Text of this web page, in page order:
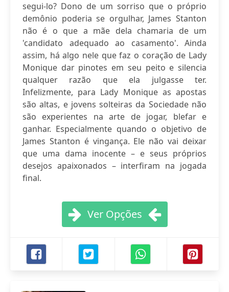
segui-lo? Dono de um sorriso que o próprio
demônio poderia se orgulhar, James Stanton
não é o que a mãe dela chamaria de um
'candidato adequado ao casamento'. Ainda
assim, há algo nele que faz o coração de Lady
Monique dar pinotes em seu peito e silencia
qualquer razão que ela julgasse ter.
Infelizmente, para Lady Monique as apostas
são altas, e jovens solteiras da Sociedade não
são experientes na arte de jogar, blefar e
ganhar. Especialmente quando o objetivo de
James Stanton é vingança. Ele não vai deixar
que uma dama inocente – e seus próprios
desejos apaixonados – interfiram na jogada
final.
Ver Opções